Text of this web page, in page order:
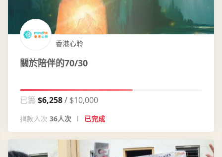
香港心聆
關於陪伴的70/30
已籌 $6,258 $10,000
捐款人次 36人次 已完成